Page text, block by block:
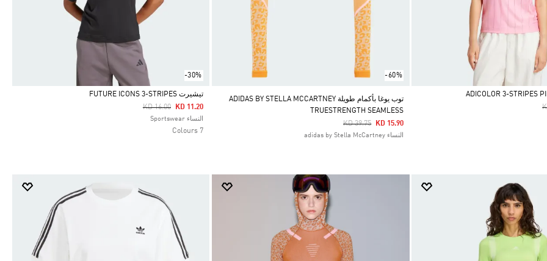
-60%
توب يوغا بأكمام طويلة ADIDAS BY STELLA MCCARTNEY
TRUESTRENGTH SEAMLESS
Price Reduced From
KD 39.75ToKD 15.90
النساء adidas by Stella McCartney
-30%
Selected
تيشيرت FUTURE ICONS 3-STRIPES
Price Reduced From
KD 16.00ToKD 11.20
النساء Sportswear
7 Colours